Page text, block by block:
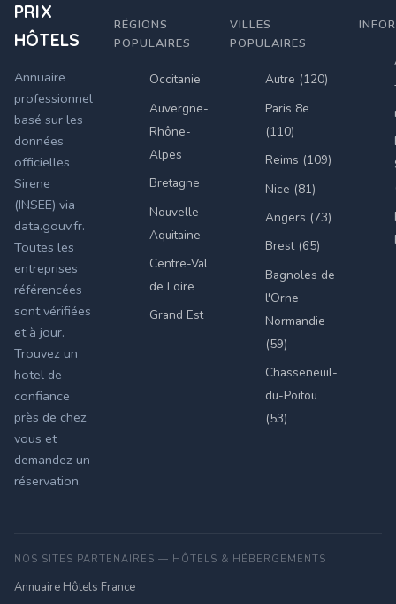
PRIX
HÔTELS
Annuaire
professionnel
basé sur les
données
officielles
Sirene
(INSEE) via
data.gouv.fr.
Toutes les
entreprises
référencées
sont vérifiées
et à jour.
Trouvez un
hotel de
confiance
près de chez
vous et
demandez un
réservation.
RÉGIONS
POPULAIRES
Occitanie
Auvergne-
Rhône-
Alpes
Bretagne
Nouvelle-
Aquitaine
Centre-Val
de Loire
Grand Est
VILLES
POPULAIRES
Autre (120)
Paris 8e
(110)
Reims (109)
Nice (81)
Angers (73)
Brest (65)
Bagnoles de
l'Orne
Normandie
(59)
Chasseneuil-
du-Poitou
(53)
NOS SITES PARTENAIRES — HÔTELS & HÉBERGEMENTS
Annuaire Hôtels France